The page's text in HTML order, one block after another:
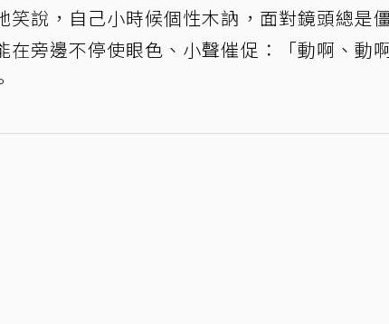
說，自己小時候個性木訥，面對鏡頭總是
旁邊不停使眼色、小聲催促：「動啊、動啊